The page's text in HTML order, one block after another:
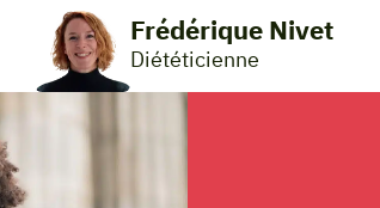
Frédérique Nivet
Diététicienne